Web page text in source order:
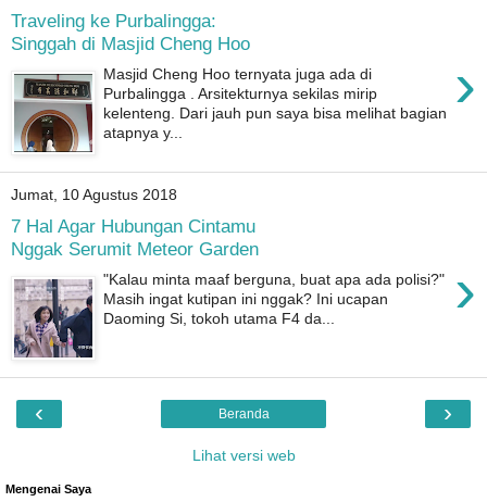
Traveling ke Purbalingga:
Singgah di Masjid Cheng Hoo
›
Masjid Cheng Hoo ternyata juga ada di
Purbalingga . Arsitekturnya sekilas mirip
kelenteng. Dari jauh pun saya bisa melihat bagian
atapnya y...
Jumat, 10 Agustus 2018
7 Hal Agar Hubungan Cintamu
Nggak Serumit Meteor Garden
›
"Kalau minta maaf berguna, buat apa ada polisi?"
Masih ingat kutipan ini nggak? Ini ucapan
Daoming Si, tokoh utama F4 da...
‹ ›
Beranda
Lihat versi web
Mengenai Saya